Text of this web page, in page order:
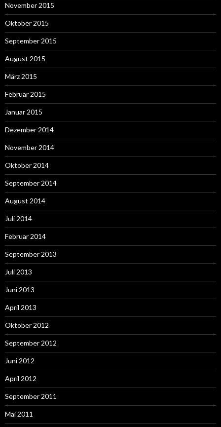
November 2015
Oktober 2015
September 2015
August 2015
März 2015
Februar 2015
Januar 2015
Dezember 2014
November 2014
Oktober 2014
September 2014
August 2014
Juli 2014
Februar 2014
September 2013
Juli 2013
Juni 2013
April 2013
Oktober 2012
September 2012
Juni 2012
April 2012
September 2011
Mai 2011